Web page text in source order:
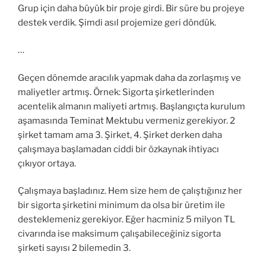
Grup için daha büyük bir proje girdi. Bir süre bu projeye
destek verdik. Şimdi asıl projemize geri döndük.
…
Geçen dönemde aracılık yapmak daha da zorlaşmış ve
maliyetler artmış. Örnek: Sigorta şirketlerinden
acentelik almanın maliyeti artmış. Başlangıçta kurulum
aşamasında Teminat Mektubu vermeniz gerekiyor. 2
şirket tamam ama 3. Şirket, 4. Şirket derken daha
çalışmaya başlamadan ciddi bir özkaynak ihtiyacı
çıkıyor ortaya.
Çalışmaya başladınız. Hem size hem de çalıştığınız her
bir sigorta şirketini minimum da olsa bir üretim ile
desteklemeniz gerekiyor. Eğer hacminiz 5 milyon TL
civarında ise maksimum çalışabileceğiniz sigorta
şirketi sayısı 2 bilemedin 3.